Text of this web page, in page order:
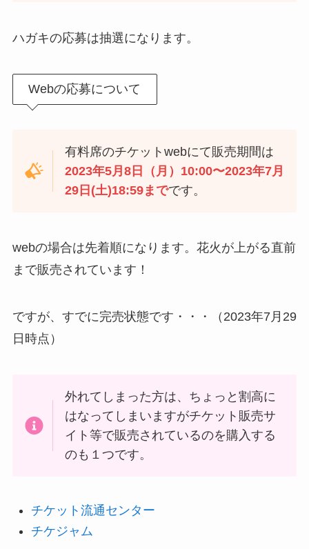
ハガキの応募は抽選になります。
Webの応募について
有料席のチケットwebにて販売期間は
2023年5月8日（月）10:00〜2023年7月
29日(土)18:59までです。
webの場合は先着順になります。花火が上がる直前
まで販売されています！
ですが、すでに完売状態です・・・（2023年7月29
日時点）
外れてしまった方は、ちょっと割高に
はなってしまいますがチケット販売サ
イト等で販売されているのを購入する
のも１つです。
チケット流通センター
チケジャム